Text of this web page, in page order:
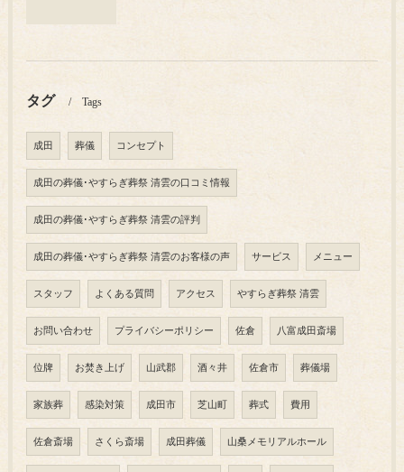
タグ Tags
成田 葬儀 コンセプト
成田の葬儀･やすらぎ葬祭 清雲の口コミ情報
成田の葬儀･やすらぎ葬祭 清雲の評判
成田の葬儀･やすらぎ葬祭 清雲のお客様の声 サービス メニュー
スタッフ よくある質問 アクセス やすらぎ葬祭 清雲
お問い合わせ プライバシーポリシー 佐倉 八富成田斎場
位牌 お焚き上げ 山武郡 酒々井 佐倉市 葬儀場
家族葬 感染対策 成田市 芝山町 葬式 費用
佐倉斎場 さくら斎場 成田葬儀 山桑メモリアルホール